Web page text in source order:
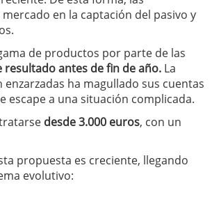
nuevas cuentas al 1,5 % tras la
varias entidades: ¿qué plazos y
en la captación del pasivo y
de productos por parte de las
antes de fin de año. La
ha magullado sus cuentas
escape a una situación complicada.
desde 3.000 euros, con un
propuesta es creciente, llegando
evolutivo: